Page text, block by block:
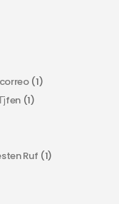
(1)
(1)
Ruf (1)